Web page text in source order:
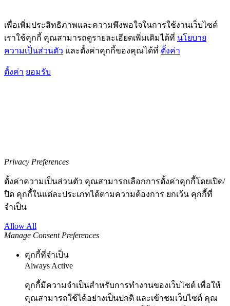
เพื่อเพิ่มประสิทธิภาพและความพึงพอใจในการใช้งานเว็บไซต์
เราใช้คุกกี้ คุณสามารถดูรายละเอียดเพิ่มเติมได้ที่ นโยบาย
ความเป็นส่วนตัว และตั้งค่าคุกกี้ของคุณได้ที่ ตั้งค่า
ตั้งค่า ยอมรับ
Privacy Preferences
ตั้งค่าความเป็นส่วนตัว คุณสามารถเลือกการตั้งค่าคุกกี้โดยเปิด/
ปิด คุกกี้ในแต่ละประเภทได้ตามความต้องการ ยกเว้น คุกกี้ที่
จำเป็น
Allow All
Manage Consent Preferences
คุกกี้ที่จำเป็น
Always Active
คุกกี้มีความจำเป็นสำหรับการทำงานของเว็บไซต์ เพื่อให้
คุณสามารถใช้ได้อย่างเป็นปกติ และเข้าชมเว็บไซต์ คุณ